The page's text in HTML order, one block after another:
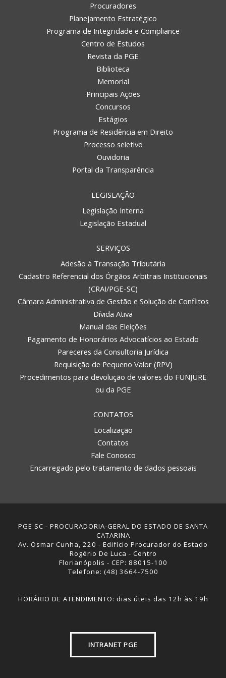
Procuradores
Planejamento Estratégico
Programa de Integridade e Compliance
Centro de Estudos
Revista da PGE
Biblioteca
Memorial
Principais Ações
Concursos
Estágios
Programa de Residência em Direito
Processo seletivo
Ouvidoria
Portal da Transparência
LEGISLAÇÃO
Legislação Interna
Legislação Estadual
SERVIÇOS
Adesão à Transação Tributária
Cadastro Referencial dos Órgãos Arbitrais Institucionais
(CRAI/PGE-SC)
Câmara Administrativa de Gestão e Solução de Conflitos
Dívida Ativa
Manual das Eleições
Pagamento de Honorários Advocatícios ao Estado
Pareceres da Consultoria Jurídica
Requisição de Pequeno Valor (RPV)
Procedimentos para devolução de valores do FUNJURE
ou da PGE
CONTATOS
Localização
Contatos
Fale Conosco
Encarregado pelo tratamento de dados pessoais
PGE SC - PROCURADORIA-GERAL DO ESTADO DE SANTA
CATARINA
Av. Osmar Cunha, 220 - Edifício Procurador do Estado
Rogério De Luca - Centro
Florianópolis - CEP: 88015-100
Telefone: (48) 3664-7500
HORÁRIO DE ATENDIMENTO: dias úteis das 12h às 19h
INTRANET PGE